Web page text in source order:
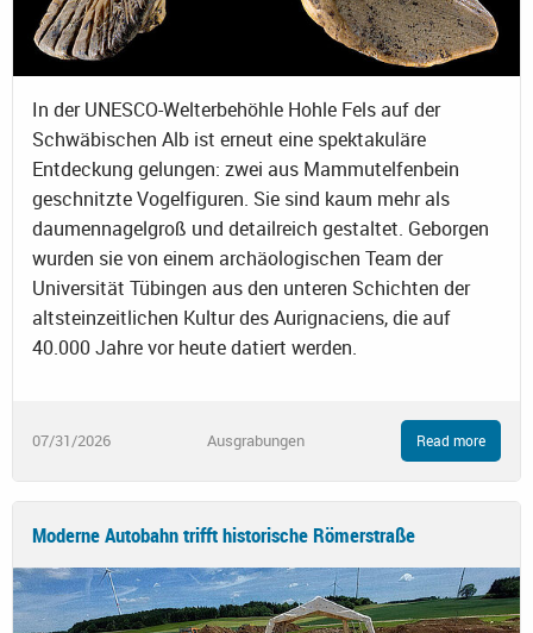
In der UNESCO-Welterbehöhle Hohle Fels auf der
Schwäbischen Alb ist erneut eine spektakuläre
Entdeckung gelungen: zwei aus Mammutelfenbein
geschnitzte Vogelfiguren. Sie sind kaum mehr als
daumennagelgroß und detailreich gestaltet. Geborgen
wurden sie von einem archäologischen Team der
Universität Tübingen aus den unteren Schichten der
altsteinzeitlichen Kultur des Aurignaciens, die auf
40.000 Jahre vor heute datiert werden.
07/31/2026 Ausgrabungen Read more
Moderne Autobahn trifft historische Römerstraße